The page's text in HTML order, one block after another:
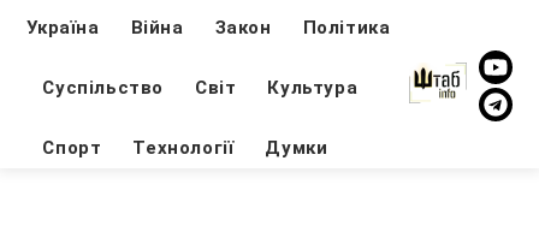
Україна Війна Закон Політика
Суспільство Світ Культура
Спорт Технології Думки